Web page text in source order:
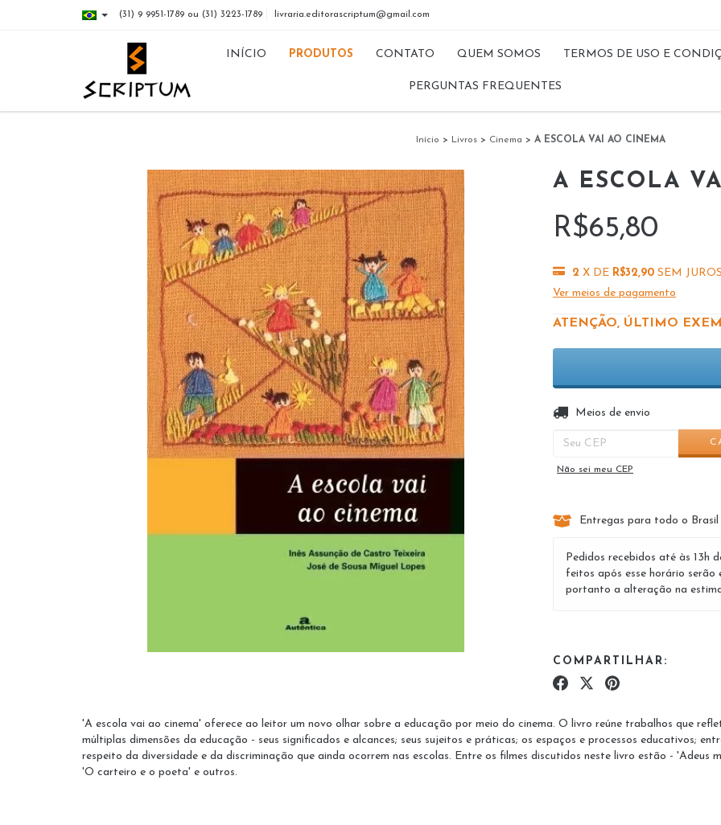
(31) 9 9951-1789 ou (31) 3223-1789 livraria.editorascriptum@gmail.com
INÍCIO PRODUTOS CONTATO QUEM SOMOS TERMOS DE USO E
PERGUNTAS FREQUENTES
Início > Livros > Cinema > A ESCOLA VAI AO CINEMA
A ESCOLA
R$65,80
2 X DE R$32,90 SEM
Ver meios de pagamento
ATENÇÃO, ÚLTIMO
Entregas para o CEP:
Meios de envio
Não sei meu CEP
Entregas para todo o
Pedidos recebidos até às 13h
feitos após esse horário serão
portanto a alteração na
COMPARTILHAR:
'A escola vai ao cinema' oferece ao leitor um novo olhar sobre a educação por meio do cinema. O livro reúne trabalhos que
múltiplas dimensões da educação - seus significados e alcances; seus sujeitos e práticas; os espaços e processos educativos;
respeito da diversidade e da discriminação que ainda ocorrem nas escolas. Entre os filmes discutidos neste livro estão - 'Adeus
'O carteiro e o poeta' e outros.